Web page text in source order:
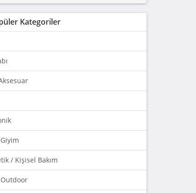
Kategoriler
/ Kişisel Bakım